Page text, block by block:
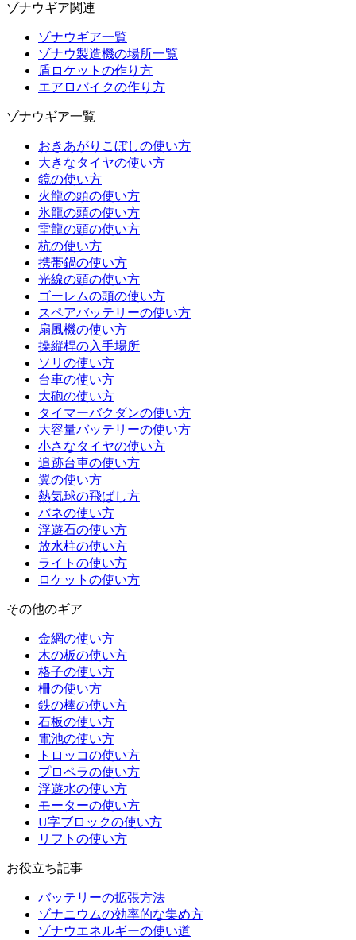
ゾナウギア関連
ゾナウギア一覧
ゾナウ製造機の場所一覧
盾ロケットの作り方
エアロバイクの作り方
ゾナウギア一覧
おきあがりこぼしの使い方
大きなタイヤの使い方
鏡の使い方
火龍の頭の使い方
氷龍の頭の使い方
雷龍の頭の使い方
杭の使い方
携帯鍋の使い方
光線の頭の使い方
ゴーレムの頭の使い方
スペアバッテリーの使い方
扇風機の使い方
操縦桿の入手場所
ソリの使い方
台車の使い方
大砲の使い方
タイマーバクダンの使い方
大容量バッテリーの使い方
小さなタイヤの使い方
追跡台車の使い方
翼の使い方
熱気球の飛ばし方
バネの使い方
浮遊石の使い方
放水柱の使い方
ライトの使い方
ロケットの使い方
その他のギア
金網の使い方
木の板の使い方
格子の使い方
柵の使い方
鉄の棒の使い方
石板の使い方
電池の使い方
トロッコの使い方
プロペラの使い方
浮遊水の使い方
モーターの使い方
U字ブロックの使い方
リフトの使い方
お役立ち記事
バッテリーの拡張方法
ゾナニウムの効率的な集め方
ゾナウエネルギーの使い道